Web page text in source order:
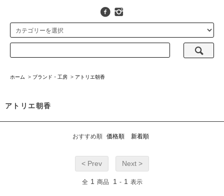
ホーム > ブランド・工房 > アトリエ朝香
アトリエ朝香
おすすめ順 価格順 新着順
< Prev Next >
全 1 商品 1 - 1 表示